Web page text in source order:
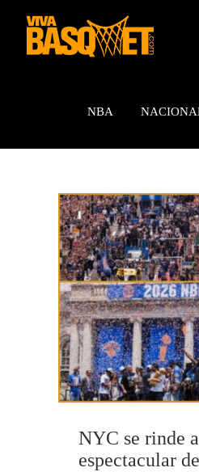
contenido
NBA
NYC se rinde
espectacular